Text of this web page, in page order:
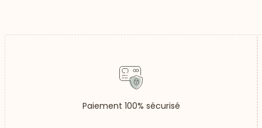
Paiement 100% sécurisé